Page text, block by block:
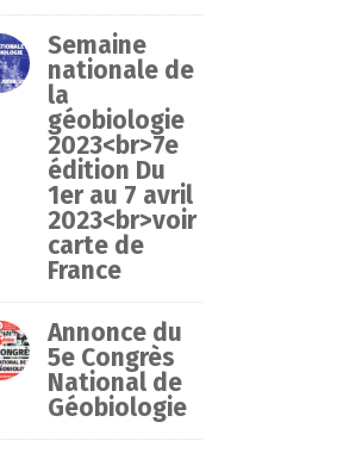
Semaine
nationale de
la
géobiologie
2023<br>7e
édition Du
1er au 7 avril
2023<br>voir
carte de
France
Annonce du
5e Congrès
National de
Géobiologie